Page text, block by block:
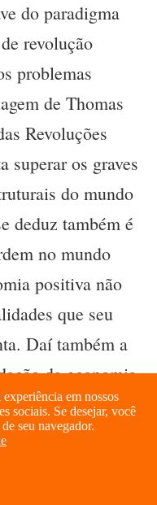
do paradigma
revolução
problemas
de Thomas
Revoluções
superar os graves
do mundo
deduz também é
no mundo
positiva não
que seu
Daí também a
da economia
XXI.
técnico e
invertida na
em nossos
sociais. Se desejar, você
seu navegador.